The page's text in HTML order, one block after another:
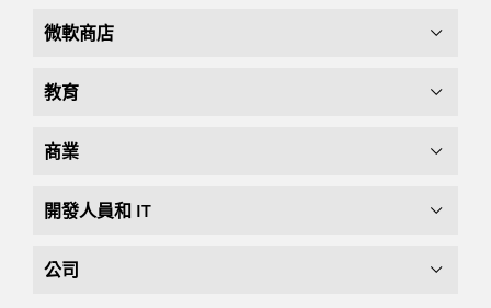
微軟商店
教育
商業
開發人員和 IT
公司